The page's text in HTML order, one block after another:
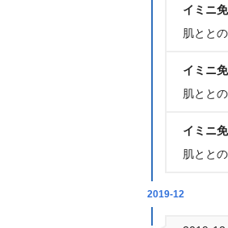
イミニ
肌とと
イミニ
肌とと
イミニ
肌とと
2019-12